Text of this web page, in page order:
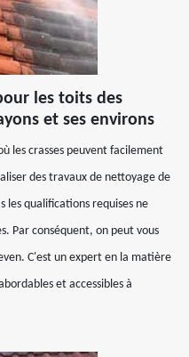
les toits des
et ses environs
les crasses peuvent facilement
des travaux de nettoyage de
les qualifications requises ne
Par conséquent, on peut vous
C'est un expert en la matière
et accessibles à